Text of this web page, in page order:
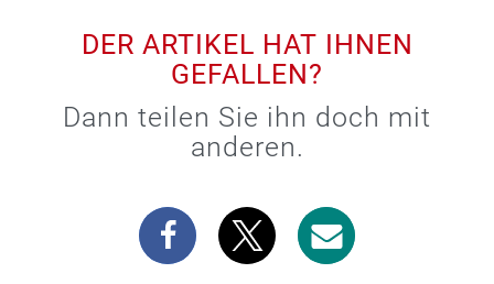
DER ARTIKEL HAT IHNEN
GEFALLEN?
Dann teilen Sie ihn doch mit
anderen.